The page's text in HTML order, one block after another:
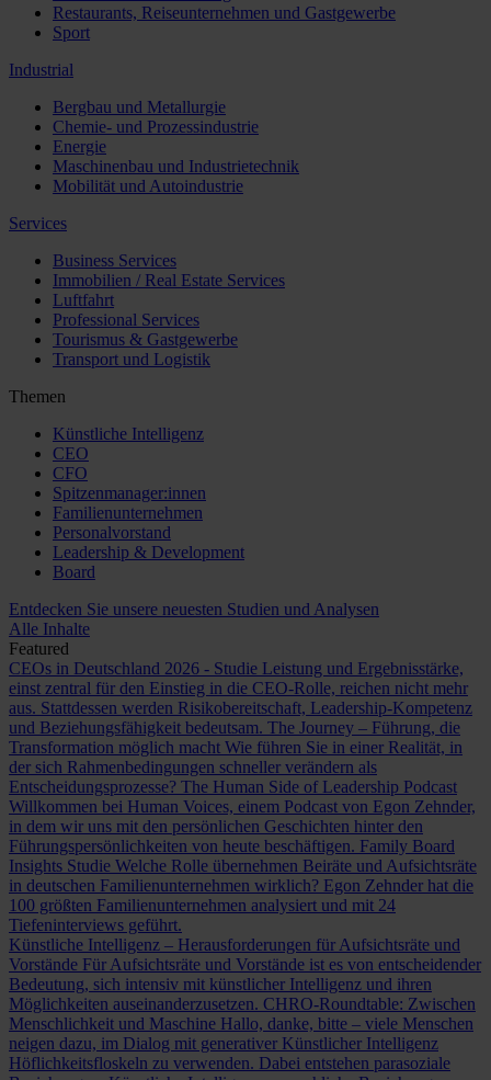
Restaurants, Reiseunternehmen und Gastgewerbe
Sport
Industrial
Bergbau und Metallurgie
Chemie- und Prozessindustrie
Energie
Maschinenbau und Industrietechnik
Mobilität und Autoindustrie
Services
Business Services
Immobilien / Real Estate Services
Luftfahrt
Professional Services
Tourismus & Gastgewerbe
Transport und Logistik
Themen
Künstliche Intelligenz
CEO
CFO
Spitzenmanager:innen
Familienunternehmen
Personalvorstand
Leadership & Development
Board
Entdecken Sie unsere neuesten Studien und Analysen
Alle Inhalte
Featured
CEOs in Deutschland 2026 - Studie Leistung und Ergebnisstärke,
einst zentral für den Einstieg in die CEO-Rolle, reichen nicht mehr
aus. Stattdessen werden Risikobereitschaft, Leadership-Kompetenz
und Beziehungsfähigkeit bedeutsam. The Journey – Führung, die
Transformation möglich macht Wie führen Sie in einer Realität, in
der sich Rahmenbedingungen schneller verändern als
Entscheidungsprozesse? The Human Side of Leadership Podcast
Willkommen bei Human Voices, einem Podcast von Egon Zehnder,
in dem wir uns mit den persönlichen Geschichten hinter den
Führungspersönlichkeiten von heute beschäftigen. Family Board
Insights Studie Welche Rolle übernehmen Beiräte und Aufsichtsräte
in deutschen Familienunternehmen wirklich? Egon Zehnder hat die
100 größten Familienunternehmen analysiert und mit 24
Tiefeninterviews geführt.
Künstliche Intelligenz – Herausforderungen für Aufsichtsräte und
Vorstände Für Aufsichtsräte und Vorstände ist es von entscheidender
Bedeutung, sich intensiv mit künstlicher Intelligenz und ihren
Möglichkeiten auseinanderzusetzen. CHRO-Roundtable: Zwischen
Menschlichkeit und Maschine Hallo, danke, bitte – viele Menschen
neigen dazu, im Dialog mit generativer Künstlicher Intelligenz
Höflichkeitsfloskeln zu verwenden. Dabei entstehen parasoziale